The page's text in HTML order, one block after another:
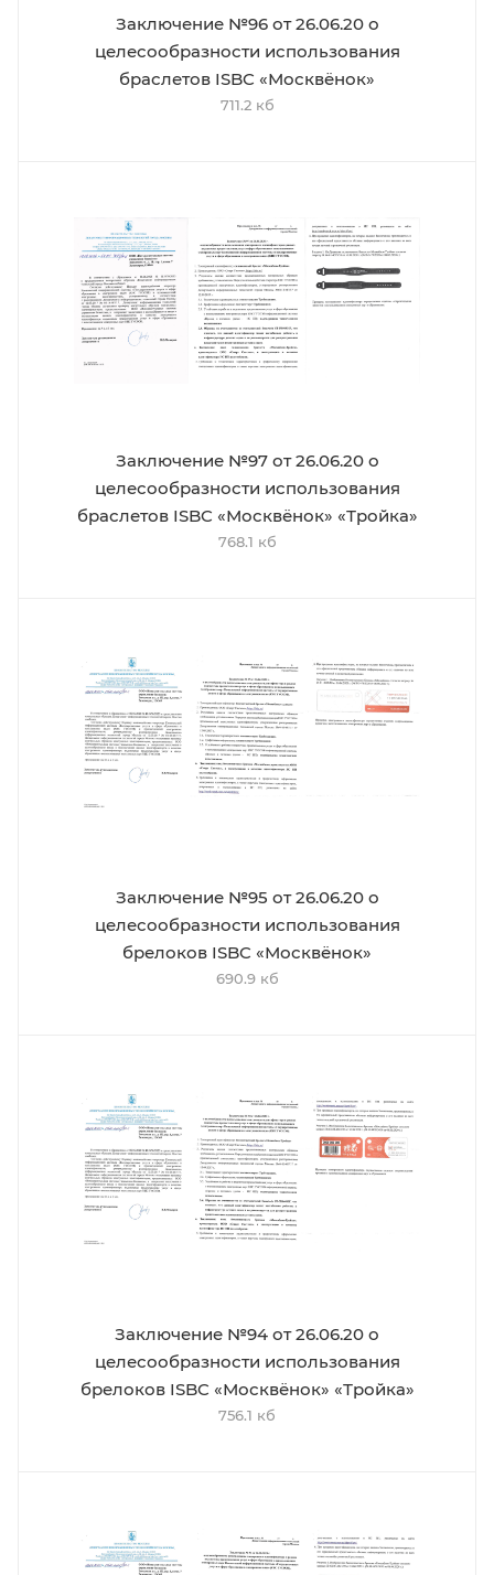
Заключение №96 от 26.06.20 о
целесообразности использования
браслетов ISBC «Москвёнок»
711.2 кб
Заключение №97 от 26.06.20 о
целесообразности использования
браслетов ISBC «Москвёнок» «Тройка»
768.1 кб
Заключение №95 от 26.06.20 о
целесообразности использования
брелоков ISBC «Москвёнок»
690.9 кб
Заключение №94 от 26.06.20 о
целесообразности использования
брелоков ISBC «Москвёнок» «Тройка»
756.1 кб